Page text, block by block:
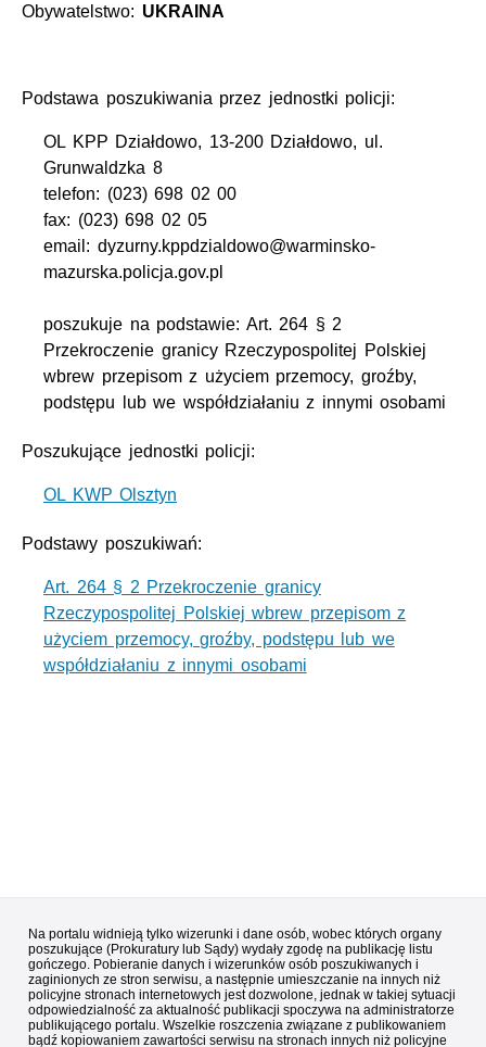
Obywatelstwo: UKRAINA
Podstawa poszukiwania przez jednostki policji:
OL KPP Działdowo, 13-200 Działdowo, ul.
Grunwaldzka 8
telefon: (023) 698 02 00
fax: (023) 698 02 05
email: dyzurny.kppdzialdowo@warminsko-
mazurska.policja.gov.pl
poszukuje na podstawie: Art. 264 § 2
Przekroczenie granicy Rzeczypospolitej Polskiej
wbrew przepisom z użyciem przemocy, groźby,
podstępu lub we współdziałaniu z innymi osobami
Poszukujące jednostki policji:
OL KWP Olsztyn
Podstawy poszukiwań:
Art. 264 § 2 Przekroczenie granicy
Rzeczypospolitej Polskiej wbrew przepisom z
użyciem przemocy, groźby, podstępu lub we
współdziałaniu z innymi osobami
Na portalu widnieją tylko wizerunki i dane osób, wobec których organy
poszukujące (Prokuratury lub Sądy) wydały zgodę na publikację listu
gończego. Pobieranie danych i wizerunków osób poszukiwanych i
zaginionych ze stron serwisu, a następnie umieszczanie na innych niż
policyjne stronach internetowych jest dozwolone, jednak w takiej sytuacji
odpowiedzialność za aktualność publikacji spoczywa na administratorze
publikującego portalu. Wszelkie roszczenia związane z publikowaniem
bądź kopiowaniem zawartości serwisu na stronach innych niż policyjne